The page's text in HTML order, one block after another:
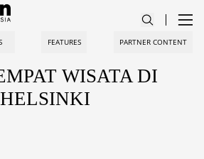
FEATURES PARTNER CONTENT
WISATA DI
HELSINKI